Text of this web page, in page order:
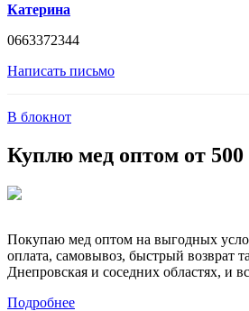
Катерина
0663372344
Написать письмо
В блокнот
Куплю мед оптом от 500
Покупаю мед оптом на выгодных
оплата, самовывоз, быстрый возврат
Днепровская и соседних областях, и
Подробнее